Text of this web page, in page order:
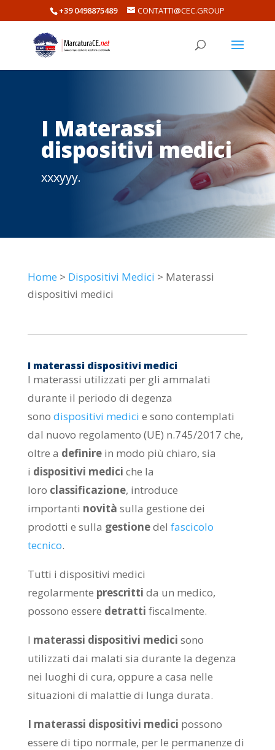
+39 0498875489 CONTATTI@CEC.GROUP
I Materassi
dispositivi medici
xxxyyy.
Home > Dispositivi Medici > Materassi
dispositivi medici
I materassi dispositivi medici
I materassi utilizzati per gli ammalati
durante il periodo di degenza
sono dispositivi medici e sono contemplati
dal nuovo regolamento (UE) n.745/2017 che,
oltre a definirein modo più chiaro, sia
i dispositivi medici che la
loro classificazione, introduce
importanti novità sulla gestione dei
prodotti e sulla gestionedel fascicolo
tecnico.
Tutti i dispositivi medici
regolarmente prescritti da un medico,
possono essere detratti fiscalmente.
I materassi dispositivi medici sono
utilizzati dai malati sia durante la degenza
nei luoghi di cura, oppure a casa nelle
situazioni di malattie di lunga durata.
I materassi dispositivi medici possono
essere di tipo normale, per le permanenze di